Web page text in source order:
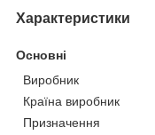
Характеристики
Основні
Виробник
Країна виробник
Призначення